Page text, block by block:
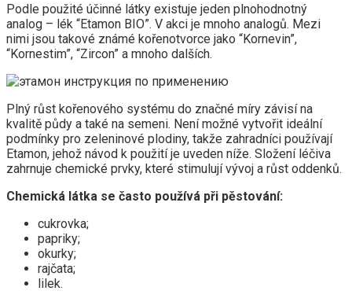
Podle použité účinné látky existuje jeden plnohodnotný
analog – lék “Etamon BIO”. V akci je mnoho analogů. Mezi
nimi jsou takové známé kořenotvorce jako “Kornevin”,
“Kornestim”, “Zircon” a mnoho dalších.
Plný růst kořenového systému do značné míry závisí na
kvalitě půdy a také na semeni. Není možné vytvořit ideální
podmínky pro zeleninové plodiny, takže zahradníci používají
Etamon, jehož návod k použití je uveden níže. Složení léčiva
zahrnuje chemické prvky, které stimulují vývoj a růst oddenků.
Chemická látka se často používá při pěstování:
cukrovka;
papriky;
okurky;
rajčata;
lilek.